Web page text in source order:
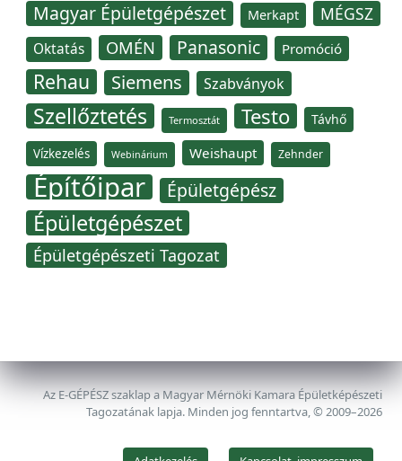
Magyar Épületgépészet Merkapt MÉGSZ
Oktatás OMÉN Panasonic Promóció
Rehau Siemens Szabványok
Szellőztetés Termosztát Testo Távhő
Vízkezelés Webinárium Weishaupt Zehnder
Építőipar Épületgépész
Épületgépészet
Épületgépészeti Tagozat
Az E-GÉPÉSZ szaklap a Magyar Mérnöki Kamara Épületképészeti
Tagozatának lapja. Minden jog fenntartva, © 2009–2026